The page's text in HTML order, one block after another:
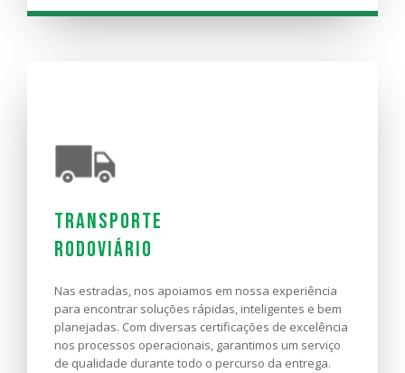
Nossa divisão especial de Transporte Internacional
de Cargas foi desenvolvida para transcender
inteiro. Oferecemos projetos logísticos de importação
e exportação, com a elaboração e expedição
completa das documentações necessárias.
SAIBA MAIS
Transporte
Rodoviário
Nas estradas, nos apoiamos em nossa experiência
para encontrar soluções rápidas, inteligentes e bem
planejadas. Com diversas certificações de excelência
nos processos operacionais, garantimos um serviço
de qualidade durante todo o percurso da entrega.